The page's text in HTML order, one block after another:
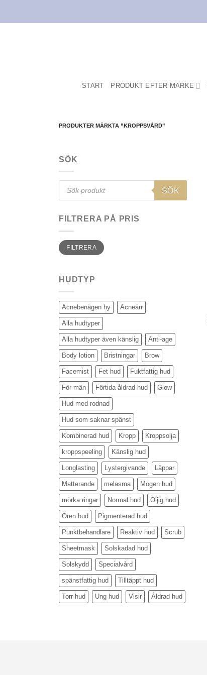
START PRODUKT EFTER MÄRKE
PRODUKTER MÄRKTA ”KROPPSVÅRD”
SÖK
Products
search
SÖK
FILTRERA PÅ PRIS
Min
pris
Max
prisFILTRERA
HUDTYP
Acnebenägen hy Acneärr
Alla hudtyper
Alla hudtyper även känslig Anti-age
Body lotion Bristningar Brow
Facemist Fet hud Fuktfattig hud
För män Förtida åldrad hud Glow
Hud med rodnad
Hud som saknar spänst
Kombinerad hud Kropp Kroppsolja
kroppspeeling Känslig hud
Longlasting Lystergivande Läppar
Matterande melasma Mogen hud
mörka ringar Normal hud Oljig hud
Oren hud Pigmenterad hud
Punktbehandlare Reaktiv hud Scrub
Sheetmask Solskadad hud
Solskydd Specialvård
spänstfattig hud Tilltäppt hud
Torr hud Ung hud Visir Åldrad hud